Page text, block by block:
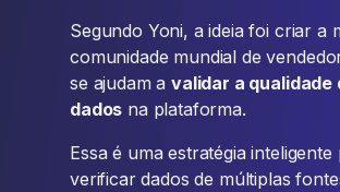
Segundo Yoni, a ideia foi criar a
comunidade mundial de
se ajudam avalidar a qualidade
dados na plataforma.
Essa é uma estratégia inteligente
verificar dados de múltiplas